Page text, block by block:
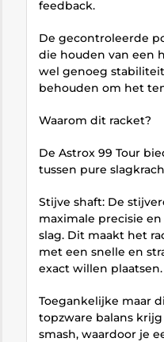
feedback.
De gecontroleerde
die houden van een
wel genoeg
behouden om het
Waarom dit racket?
De Astrox 99 Tour
tussen pure
Stijve shaft: De
maximale precisie
slag. Dit maakt het
met een snelle en
exact willen plaatsen.
Toegankelijke maar
topzware balans
smash, waardoor je